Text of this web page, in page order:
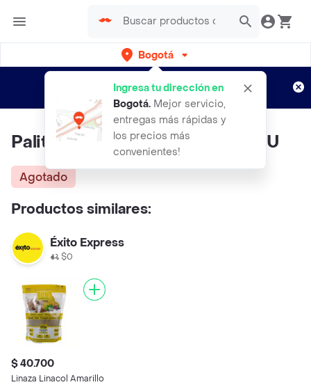
Bogotá
Ingresa tu dirección en
Bogotá. Mejor servicio,
entregas más rápidas y
los precios más
convenientes!
envíos gratis por semanas
Aplican TyC
Palito Pro Salvid De Ajonjoli 26 U
Agotado
Productos similares:
Éxito Express
$0
$ 40.700
Linaza Linacol Amarillo